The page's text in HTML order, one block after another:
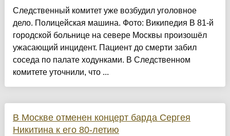
Следственный комитет уже возбудил уголовное
дело. Полицейская машина. Фото: Википедия В 81-й
городской больнице на севере Москвы произошёл
ужасающий инцидент. Пациент до смерти забил
соседа по палате ходунками. В Следственном
комитете уточнили, что ...
В Москве отменен концерт барда Сергея
Никитина к его 80-летию